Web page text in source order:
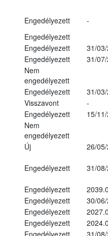
Engedélyezett
-
Engedélyezett
Engedélyezett
31/
Engedélyezett
31/
Nem
engedélyezett
Engedélyezett
31/
Visszavont
-
Engedélyezett
15/
Nem
engedélyezett
Új
26/
Engedélyezett 31/
Engedélyezett
Engedélyezett
30/
Engedélyezett
Engedélyezett